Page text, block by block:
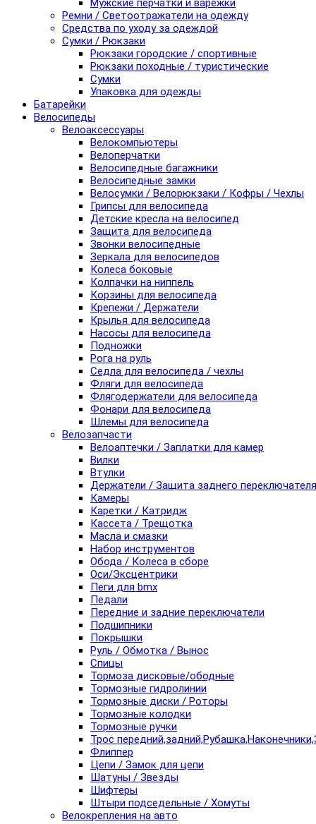
Мужские перчатки и варежки
Ремни / Светоотражатели на одежду
Средства по уходу за одеждой
Сумки / Рюкзаки
Рюкзаки городские / спортивные
Рюкзаки походные / туристические
Сумки
Упаковка для одежды
Батарейки
Велосипеды
Велоаксессуары
Велокомпьютеры
Велоперчатки
Велосипедные багажники
Велосипедные замки
Велосумки / Велорюкзаки / Кофры / Чехлы
Грипсы для велосипеда
Детские кресла на велосипед
Защита для велосипеда
Звонки велосипедные
Зеркала для велосипедов
Колеса боковые
Колпачки на ниппель
Корзины для велосипеда
Крепежи / Держатели
Крылья для велосипеда
Насосы для велосипеда
Подножки
Рога на руль
Седла для велосипеда / чехлы
Фляги для велосипеда
Флягодержатели для велосипеда
Фонари для велосипеда
Шлемы для велосипеда
Велозапчасти
Велоаптечки / Заплатки для камер
Вилки
Втулки
Держатели / Защита заднего переключателя
Камеры
Каретки / Катридж
Кассета / Трещотка
Масла и смазки
Набор инструментов
Обода / Колеса в сборе
Оси/Эксцентрики
Пеги для bmx
Педали
Передние и задние переключатели
Подшипники
Покрышки
Руль / Обмотка / Вынос
Спицы
Тормоза дисковые/ободные
Тормозные гидролинии
Тормозные диски / Роторы
Тормозные колодки
Тормозные ручки
Трос
Флиппер
Цепи / Замок для цепи
Шатуны / Звезды
Шифтеры
Штыри подседельные / Хомуты
Велокрепления на авто